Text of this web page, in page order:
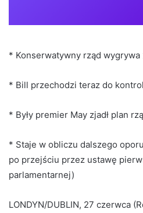
* Konserwatywny rząd wygrywa
* Bill przechodzi teraz do
* Były premier May zjadł plan
* Staje w obliczu dalszego
po przejściu przez ustawę
parlamentarnej)
LONDYN/DUBLIN, 27 czerwca